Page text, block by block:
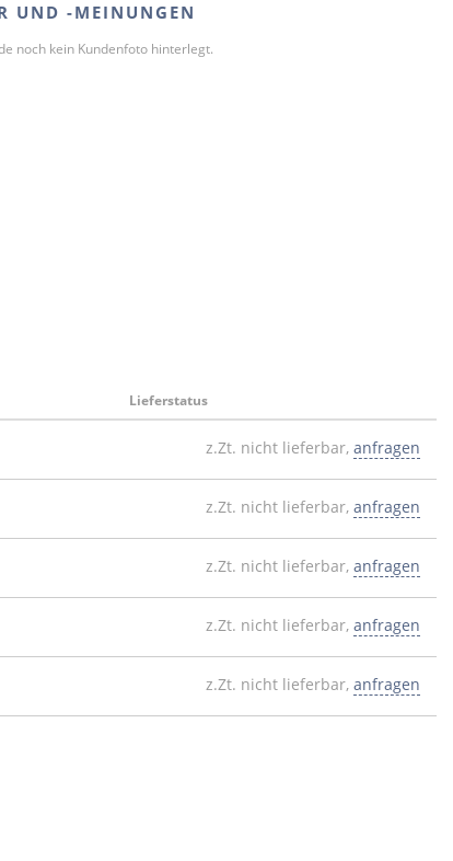
UND -MEINUNGEN
noch kein Kundenfoto hinterlegt.
Lieferstatus
z.Zt. nicht lieferbar, anfragen
z.Zt. nicht lieferbar, anfragen
z.Zt. nicht lieferbar, anfragen
z.Zt. nicht lieferbar, anfragen
z.Zt. nicht lieferbar, anfragen